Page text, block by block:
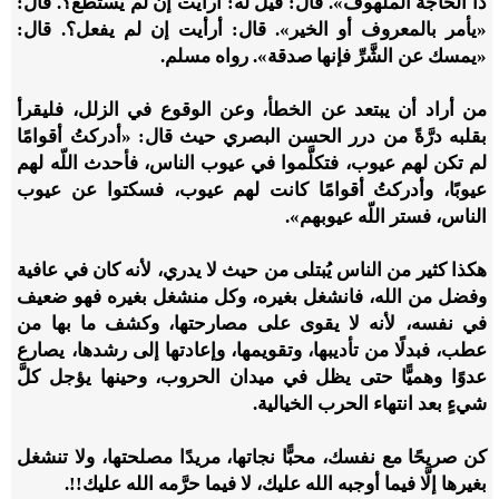
«يأمر بالمعروف أو الخير». قال: أرأيت إن لم يفعل؟. قال:
«يمسك عن الشَّرِّ فإنها صدقة». رواه مسلم.
من أراد أن يبتعد عن الخطأ، وعن الوقوع في الزلل، فليقرأ
بقلبه درَّةً من درر الحسن البصري حيث قال: «أدركتُ أقوامًا
لم تكن لهم عيوب، فتكلَّموا في عيوب الناس، فأحدث اللّه لهم
عيوبًا، وأدركتُ أقوامًا كانت لهم عيوب، فسكتوا عن عيوب
الناس، فستر اللّه عيوبهم».
هكذا كثير من الناس يُبتلى من حيث لا يدري، لأنه كان في عافية
وفضل من الله، فانشغل بغيره، وكل منشغل بغيره فهو ضعيف
في نفسه، لأنه لا يقوى على مصارحتها، وكشف ما بها من
عطب، فبدلًا من تأديبها، وتقويمها، وإعادتها إلى رشدها، يصارع
عدوًا وهميًّا حتى يظل في ميدان الحروب، وحينها يؤجل كلَّ
شيءٍ بعد انتهاء الحرب الخيالية.
كن صريحًا مع نفسك، محبًّا نجاتها، مريدًا مصلحتها، ولا تنشغل
بغيرها إلَّا فيما أوجبه الله عليك، لا فيما حرَّمه الله عليك!!.